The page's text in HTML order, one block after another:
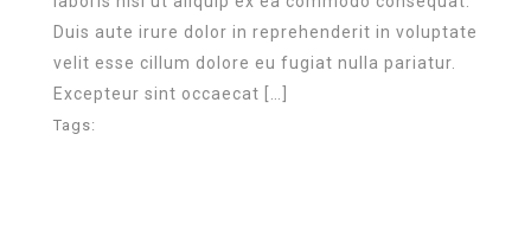
Duis aute irure dolor in reprehenderit in voluptate
velit esse cillum dolore eu fugiat nulla pariatur.
Excepteur sint occaecat […]
Tags: